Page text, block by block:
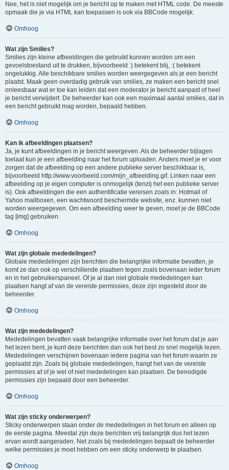
Nee, het is niet mogelijk om je bericht op te maken met HTML code. De meeste
opmaak die je via HTML kan toepassen is ook via BBCode mogelijk.
Omhoog
Wat zijn Smilies?
Smilies zijn kleine afbeeldingen die gebruikt kunnen worden om een
gevoelstoestand uit te drukken, bijvoorbeeld :) betekent blij, :( betekent
ongelukkig. Alle beschikbare smilies worden weergegeven als je een bericht
plaatst. Maak geen overdadig gebruik van smilies, ze maken een bericht snel
onleesbaar wat er toe kan leiden dat een moderator je bericht aanpast of heel
je bericht verwijdert. De beheerder kan ook een maximaal aantal smilies, dat in
een bericht gebruikt mag worden, bepaald hebben.
Omhoog
Kan ik afbeeldingen plaatsen?
Ja, je kunt afbeeldingen in je bericht weergeven. Als de beheerder bijlagen
toelaat kun je een afbeelding naar het forum uploaden. Anders moet je er voor
zorgen dat de afbeelding op een andere publieke server beschikbaar is,
bijvoorbeeld http://www.voorbeeld.com/mijn_afbeelding.gif. Linken naar een
afbeelding op je eigen computer is onmogelijk (tenzij het een publieke server
is). Ook afbeeldingen die een authentificatie vereisen zoals in: Hotmail of
Yahoo mailboxen, een wachtwoord beschermde website, enz. kunnen niet
worden weergegeven. Om een afbeelding weer te geven, moet je de BBCode
tag [img] gebruiken.
Omhoog
Wat zijn globale mededelingen?
Globale mededelingen zijn berichten die belangrijke informatie bevatten, je
komt ze dan ook op verschillende plaatsen tegen zoals bovenaan ieder forum
en in het gebruikerspaneel. Of je al dan niet globale mededelingen kan
plaatsen hangt af van de vereiste permissies, deze zijn ingesteld door de
beheerder.
Omhoog
Wat zijn mededelingen?
Mededelingen bevatten vaak belangrijke informatie over het forum dat je aan
het lezen bent, je kunt deze berichten dan ook het best zo snel mogelijk lezen.
Mededelingen verschijnen bovenaan iedere pagina van het forum waarin ze
geplaatst zijn. Zoals bij globale mededelingen, hangt het van de vereiste
permissies af of je wel of niet mededelingen kan plaatsen. De benodigde
permissies zijn bepaald door een beheerder.
Omhoog
Wat zijn sticky onderwerpen?
Sticky onderwerpen staan onder de mededelingen in het forum en alleen op
de eerste pagina. Meestal zijn deze berichten vrij belangrijk dus het lezen
ervan wordt aangeraden. Net zoals bij mededelingen bepaalt de beheerder
welke permissies je moet hebben om een sticky onderwerp te plaatsen.
Omhoog